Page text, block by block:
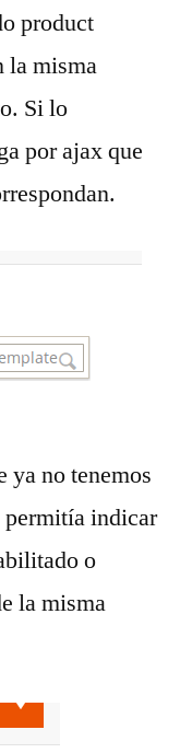
product
la misma
Si lo
por ajax que
ya no tenemos
permitía indicar
o
la misma